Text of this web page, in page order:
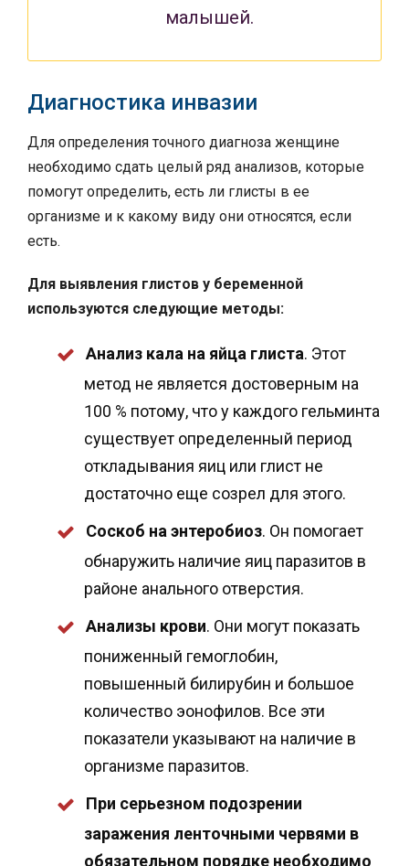
малышей.
Диагностика инвазии
Для определения точного диагноза женщине
необходимо сдать целый ряд анализов, которые
помогут определить, есть ли глисты в ее
организме и к какому виду они относятся, если
есть.
Для выявления глистов у беременной
используются следующие методы:
Анализ кала на яйца глиста. Этот
метод не является достоверным на
100 % потому, что у каждого гельминта
существует определенный период
откладывания яиц или глист не
достаточно еще созрел для этого.
Соскоб на энтеробиоз. Он помогает
обнаружить наличие яиц паразитов в
районе анального отверстия.
Анализы крови. Они могут показать
пониженный гемоглобин,
повышенный билирубин и большое
количество эонофилов. Все эти
показатели указывают на наличие в
организме паразитов.
При серьезном подозрении
заражения ленточными червями в
обязательном порядке необходимо